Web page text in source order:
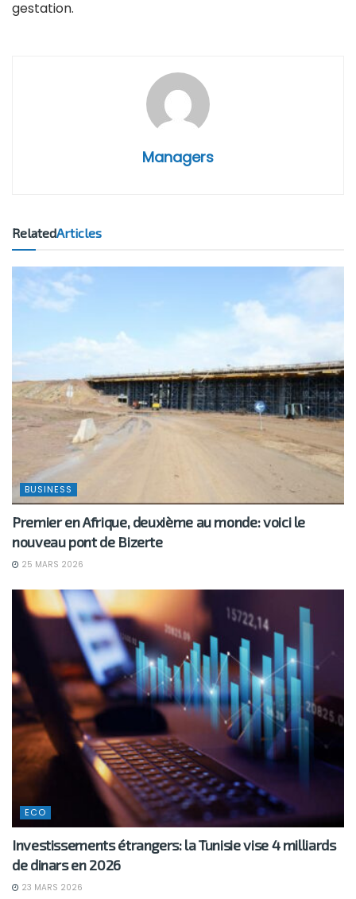
gestation.
Managers
RelatedArticles
BUSINESS
Premier en Afrique, deuxième au monde: voici le
nouveau pont de Bizerte
25 MARS 2026
ECO
Investissements étrangers: la Tunisie vise 4 milliards
de dinars en 2026
23 MARS 2026